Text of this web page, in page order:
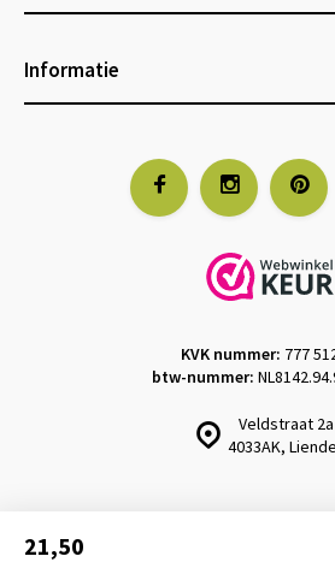
21,50
Informatie
Veldstraat 2a
4033AK,
KVK nummer: 777
btw-nummer: